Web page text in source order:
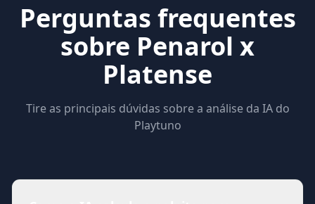
Perguntas frequentes
sobre Penarol x
Platense
Tire as principais dúvidas sobre a análise da IA do
Playtuno